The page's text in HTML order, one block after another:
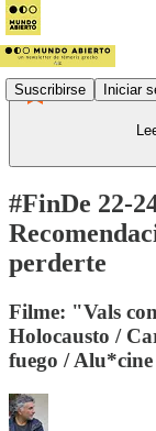
Suscribirse Iniciar
#FinDe 22-
perderte
Filme: "Vals
Holocausto /
fuego /